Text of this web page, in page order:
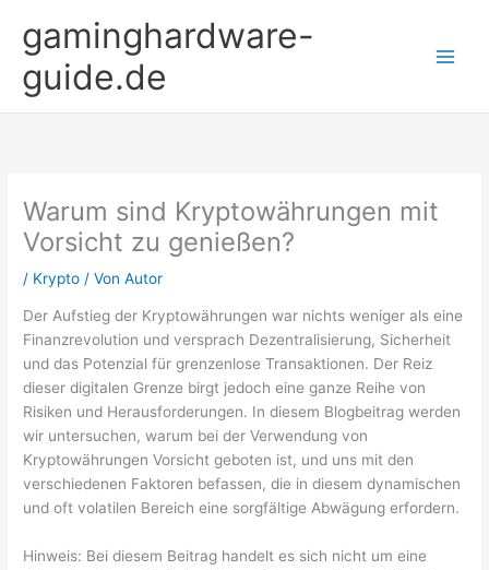
Inhalt
springen
gaminghardware-
guide.de
Warum sind Kryptowährungen mit
Vorsicht zu genießen?
/ Krypto / VonAutor
Der Aufstieg der Kryptowährungen war nichts weniger als eine
Finanzrevolution und versprach Dezentralisierung, Sicherheit
und das Potenzial für grenzenlose Transaktionen. Der Reiz
dieser digitalen Grenze birgt jedoch eine ganze Reihe von
Risiken und Herausforderungen. In diesem Blogbeitrag werden
wir untersuchen, warum bei der Verwendung von
Kryptowährungen Vorsicht geboten ist, und uns mit den
verschiedenen Faktoren befassen, die in diesem dynamischen
und oft volatilen Bereich eine sorgfältige Abwägung erfordern.
Hinweis: Bei diesem Beitrag handelt es sich nicht um eine